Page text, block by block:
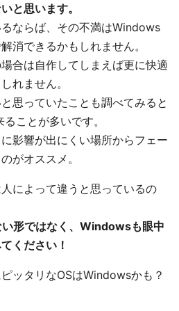
と思います。
ならば、その不満はWindows
消できるかもしれません。
合は自作してしまえば更に快適
れません。
思っていたことも調べてみると
ことが多いです。
影響が出にくい場所からフェー
がオススメ。
によって違うと思っているの
形ではなく、Windowsも眼中
ください！
ッタリなOSはWindowsかも？